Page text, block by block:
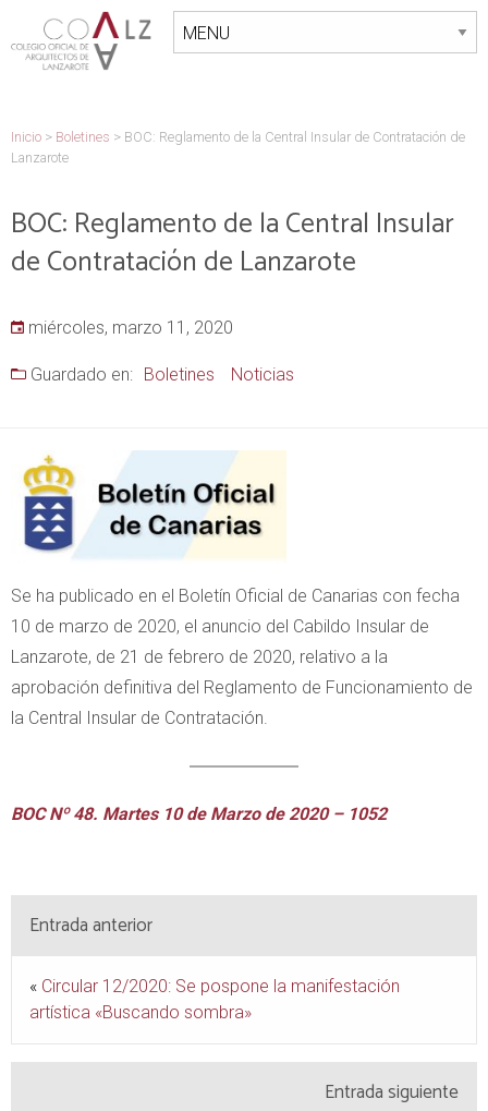
Inicio > Boletines > BOC: Reglamento de la Central Insular de Contratación de
Lanzarote
BOC: Reglamento de la Central Insular
de Contratación de Lanzarote
miércoles, marzo 11, 2020
Guardado en: Boletines Noticias
Se ha publicado en el Boletín Oficial de Canarias con fecha
10 de marzo de 2020, el anuncio del Cabildo Insular de
Lanzarote, de 21 de febrero de 2020, relativo a la
aprobación definitiva del Reglamento de Funcionamiento de
la Central Insular de Contratación.
BOC Nº 48. Martes 10 de Marzo de 2020 – 1052
Entrada anterior
« Circular 12/2020: Se pospone la manifestación
artística «Buscando sombra»
Entrada siguiente